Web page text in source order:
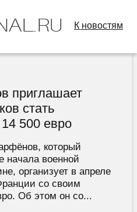
К новостям
приглашает
стать
500 евро
который
начала военной
организует в апреле
со своим
Об этом он со...